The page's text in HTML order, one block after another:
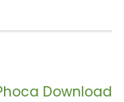
Download